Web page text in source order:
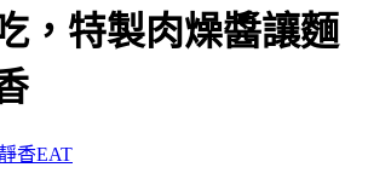
，特製肉燥醬讓麵
香EAT